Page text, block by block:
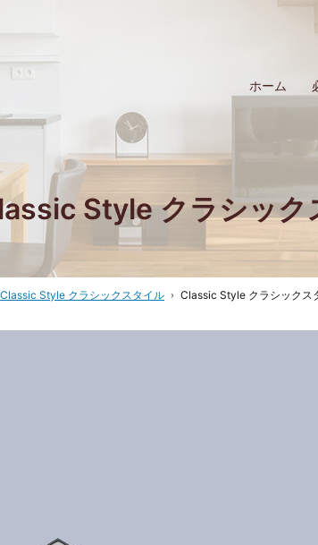
Style クラシック
Classic Style クラシックスタイル Classic Style クラシックス
ホーム